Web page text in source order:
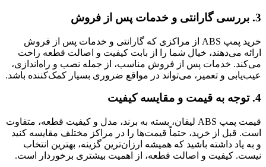
3. بررسی گارانتی و خدمات پس از فروش
خرید پمپ ABS از مراکزی که گارانتی و خدمات پس از فروش
ارائه می‌دهند، خیال شما را از بابت کیفیت و اصالت قطعه راحت
می‌کند. خدمات پس از فروش مناسب، از جمله نصب و راه‌اندازی،
عیب‌یابی و تعمیر، می‌تواند در مواقع ضروری بسیار کمک‌کننده باشد.
4. توجه به قیمت و مقایسه کیفیت
قیمت پمپ ABS لیفان، بسته به برند، مدل و کیفیت قطعه، متفاوت
است. قبل از خرید، حتماً قیمت‌ها را در مراکز مختلف مقایسه کنید
و به یاد داشته باشید که همیشه ارزان‌ترین گزینه، بهترین انتخاب
نیست. کیفیت و اصالت قطعه، از اهمیت بیشتری برخوردار است.